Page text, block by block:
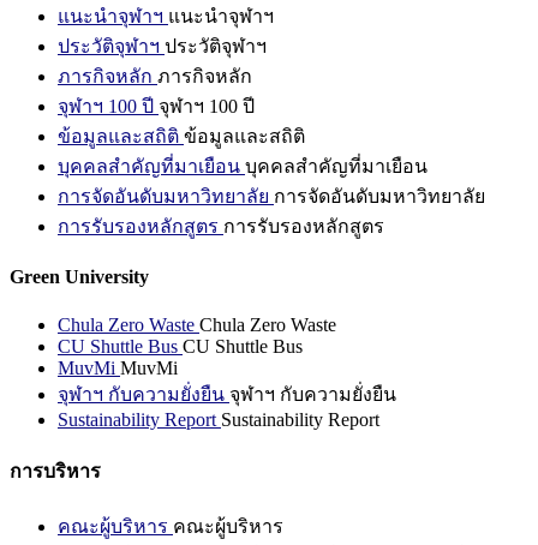
แนะนำจุฬาฯ แนะนำจุฬาฯ
ประวัติจุฬาฯ ประวัติจุฬาฯ
ภารกิจหลัก ภารกิจหลัก
จุฬาฯ 100 ปี จุฬาฯ 100 ปี
ข้อมูลและสถิติ ข้อมูลและสถิติ
บุคคลสำคัญที่มาเยือน บุคคลสำคัญที่มาเยือน
การจัดอันดับมหาวิทยาลัย การจัดอันดับมหาวิทยาลัย
การรับรองหลักสูตร การรับรองหลักสูตร
Green University
Chula Zero Waste Chula Zero Waste
CU Shuttle Bus CU Shuttle Bus
MuvMi MuvMi
จุฬาฯ กับความยั่งยืน จุฬาฯ กับความยั่งยืน
Sustainability Report Sustainability Report
การบริหาร
คณะผู้บริหาร คณะผู้บริหาร